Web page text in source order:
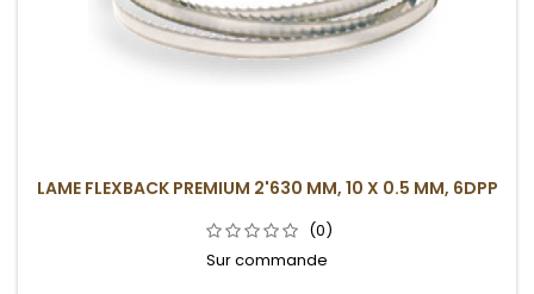
LAME FLEXBACK PREMIUM 2'630 MM, 10 X 0.5 MM, 6DPP
(0)
Sur commande